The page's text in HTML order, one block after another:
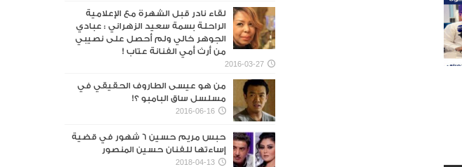
لقاء نادر قبل الشهرة مع الإعلامية
الراحلة بسمة سعيد الزهراني : عبادي
الجوهر خالي ولم أحصل على نصيبي
من أرث أمي الفنانة عتاب !
2016-03-27
من هو عيسى الطاروف الحقيقي في
مسلسل ساق البامبو ؟!
2016-06-16
حبس مريم حسين 6 شهور في قضية
إساءتها للفنان حسين المنصور‎
2018-04-13